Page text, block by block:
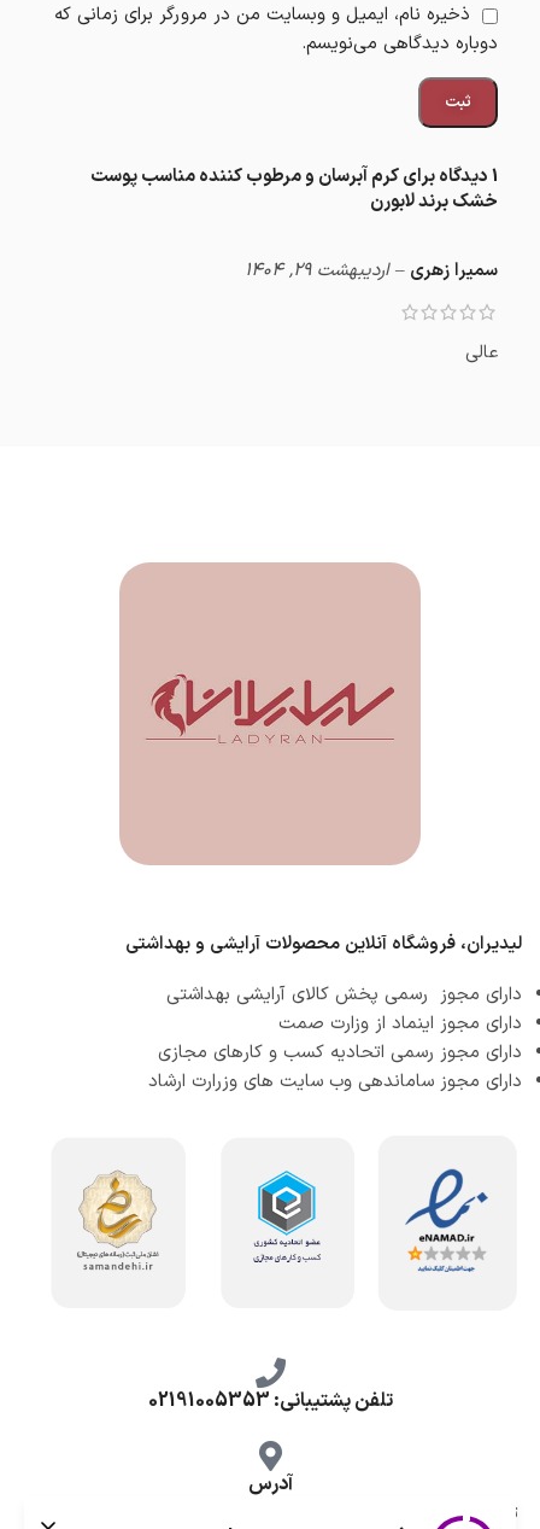
1 دیدگاه برای
کرم آبرسان و مرطوب کننده مناسب پوست
خشک برند لابورن
سمیرا زهری – اردیبهشت 29, 1404
عالی
ذخیره نام، ایمیل و وبسایت من در مرورگر برای زمانی که
دوباره دیدگاهی می‌نویسم.
لیدیران، فروشگاه آنلاین محصولات آرایشی و بهداشتی
دارای مجوز رسمی پخش کالای آرایشی بهداشتی
دارای مجوز اینماد از وزارت صمت
دارای مجوز رسمی اتحادیه کسب و کارهای مجازی
دارای مجوز ساماندهی وب سایت های وزرارت ارشاد
تلفن پشتیبانی: 02191005353
آدرس
تهران، طرشت شمالی، خ محمد حسینی، کوچه گلناز شرقی، پلاک 10.